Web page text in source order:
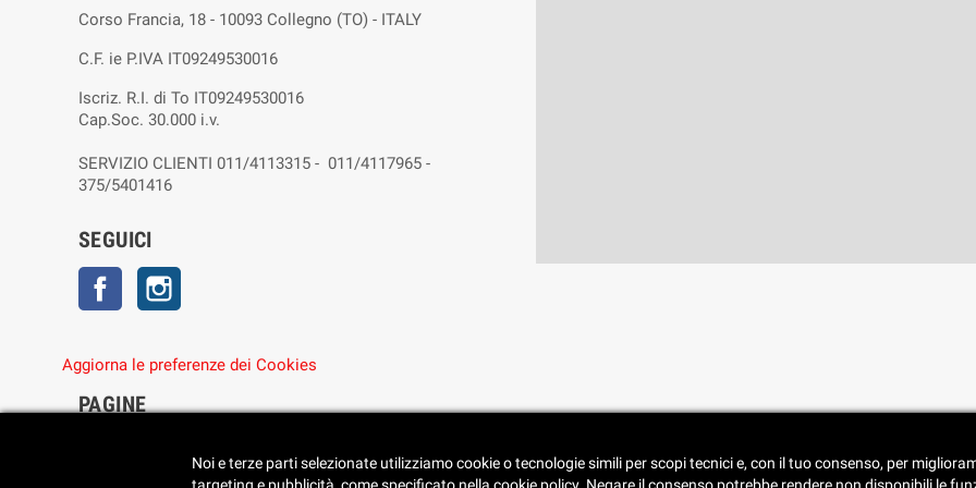
Corso Francia, 18 - 10093 Collegno (TO) - ITALY
C.F. ie P.IVA IT09249530016
Iscriz. R.I. di To IT09249530016
Cap.Soc. 30.000 i.v.
SERVIZIO CLIENTI 011/4113315 - 011/4117965 -
375/5401416
SEGUICI
Facebook
Aggiorna le preferenze dei Cookies
PAGINE
• Spedizione e consegna
• Condizioni di vendita
Noi e terze parti selezionate utilizziamo cookie o tecnologie simili per scopi tecnici e, con il tuo consenso, per